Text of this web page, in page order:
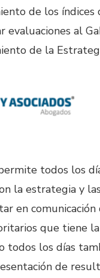
de los
al
de la
todos los
la estrategia y
en
que tiene
todos los días
de